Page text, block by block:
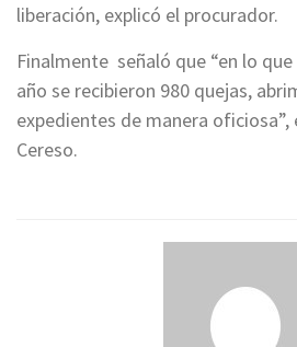
liberación, explicó el procurador.
Finalmente señaló que “en lo
año se recibieron 980 quejas,
expedientes de manera oficiosa”,
Cereso.